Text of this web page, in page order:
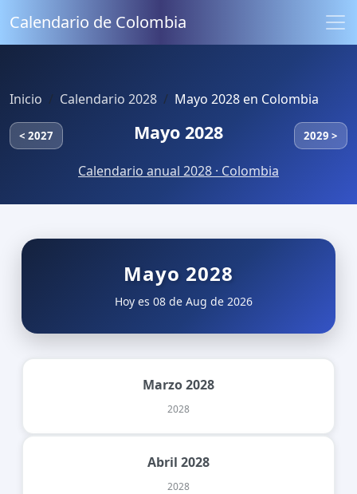
Calendario de Colombia
Inicio Calendario 2028 Mayo 2028 en Colombia
< 2027 Mayo 2028 2029 >
Calendario anual 2028 · Colombia
Mayo 2028
Hoy es 08 de Aug de 2026
Marzo 2028
2028
Abril 2028
2028